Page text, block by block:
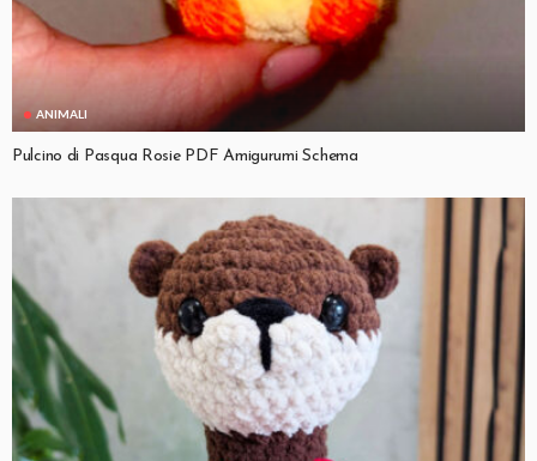
ANIMALI
Pulcino di Pasqua Rosie PDF Amigurumi Schema